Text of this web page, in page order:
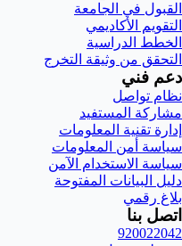
القبول في الجامعة
التقويم الأكاديمي
الخطط الدراسية
التحقق من وثيقة التخرج
دعم فني
نظام تواصل
مشاركة المستفيد
إدارة تقنية المعلومات
سياسة أمن المعلومات
سياسة الاستخدام الآمن
دليل البيانات المفتوحة
بلاغ رقمي
اتصل بنا
920022042